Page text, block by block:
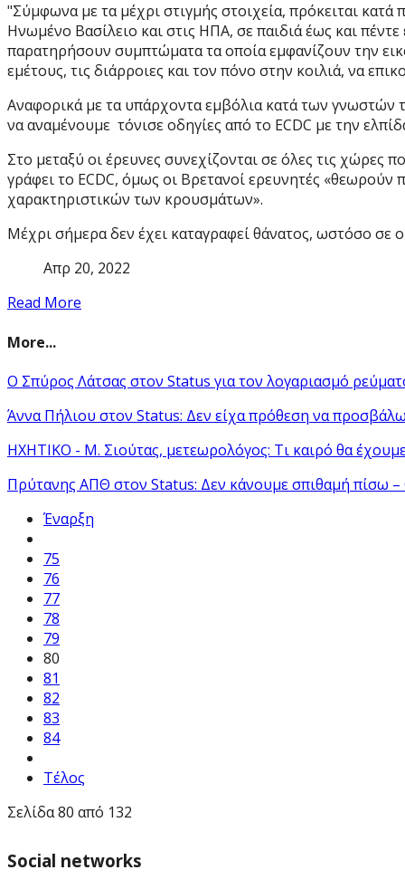
"Σύμφωνα με τα μέχρι στιγμής στοιχεία, πρόκειται
Ηνωμένο Βασίλειο και στις ΗΠΑ, σε παιδιά έως και
παρατηρήσουν συμπτώματα τα οποία εμφανίζουν την
εμέτους, τις διάρροιες και τον πόνο στην κοιλιά, να
Αναφορικά με τα υπάρχοντα εμβόλια κατά των γνωστών
να αναμένουμε τόνισε οδηγίες από το ECDC με την
Στο μεταξύ οι έρευνες συνεχίζονται σε όλες τις χώρες
γράφει το ECDC, όμως οι Βρετανοί ερευνητές
χαρακτηριστικών των κρουσμάτων».
Μέχρι σήμερα δεν έχει καταγραφεί θάνατος, ωστόσο σε
Απρ 20, 2022
Read More
More...
Ο Σπύρος Λάτσας στον Status για τον λογαριασμό
Άννα Πήλιου στον Status: Δεν είχα πρόθεση να
ΗΧΗΤΙΚΟ - Μ. Σιούτας, μετεωρολόγος: Τι καιρό θα
Πρύτανης ΑΠΘ στον Status: Δεν κάνουμε σπιθαμή πίσω –
Έναρξη
75
76
77
78
79
80
81
82
83
84
Τέλος
Σελίδα 80 από 132
Social networks